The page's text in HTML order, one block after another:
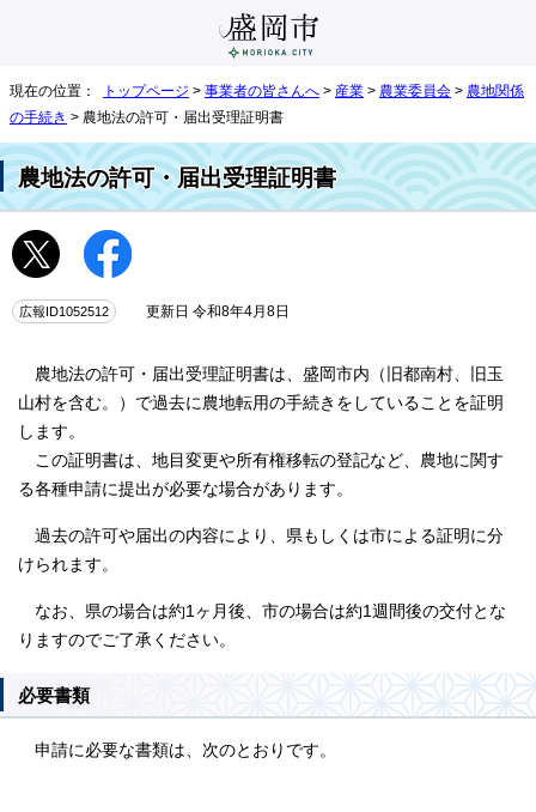
現在の位置： トップページ > 事業者の皆さんへ > 産業 > 農業委員会 > 農地関係
の手続き > 農地法の許可・届出受理証明書
農地法の許可・届出受理証明書
広報ID1052512 更新日 令和8年4月8日
農地法の許可・届出受理証明書は、盛岡市内（旧都南村、旧玉
山村を含む。）で過去に農地転用の手続きをしていることを証明
します。
この証明書は、地目変更や所有権移転の登記など、農地に関す
る各種申請に提出が必要な場合があります。
過去の許可や届出の内容により、県もしくは市による証明に分
けられます。
なお、県の場合は約1ヶ月後、市の場合は約1週間後の交付とな
りますのでご了承ください。
必要書類
申請に必要な書類は、次のとおりです。